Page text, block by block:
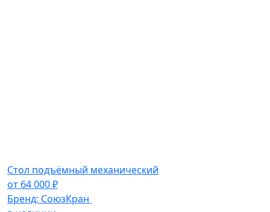
Стол подъёмный механический
от 64 000₽
Бренд: СоюзКран